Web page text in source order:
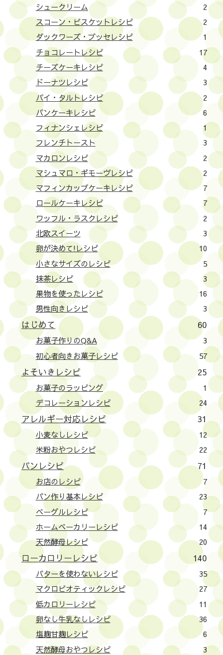
シュークリーム
2
スコーン・ビスケットレシピ
2
ダックワーズ・ブッセレシピ
1
チョコレートレシピ
17
チーズケーキレシピ
4
ドーナツレシピ
3
パイ・タルトレシピ
2
パンケーキレシピ
6
フィナンシェレシピ
1
フレンチトースト
3
マカロンレシピ
2
マシュマロ・ギモーヴレシピ
2
マフィンカップケーキレシピ
7
ロールケーキレシピ
7
ワッフル・ラスクレシピ
2
北欧スイーツ
3
卵が決めて!レシピ
10
小さなサイズのレシピ
5
抹茶レシピ
3
果物を使ったレシピ
16
男性向きレシピ
3
はじめて 60
お菓子作りのQ&A
3
初心者向きお菓子レシピ
57
よそいきレシピ 25
お菓子のラッピング
1
デコレーションレシピ
24
アレルギー対応レシピ 31
小麦なしレシピ
12
米粉おやつレシピ
22
パンレシピ 71
お店のレシピ
7
パン作り基本レシピ
23
ベーグルレシピ
7
ホームベーカリーレシピ
14
天然酵母レシピ
20
ローカロリーレシピ 140
バターを使わないレシピ
35
マクロビオティックレシピ
27
低カロリーレシピ
11
卵なし牛乳なしレシピ
36
塩麹甘麹レシピ
6
天然酵母おやつレシピ
3